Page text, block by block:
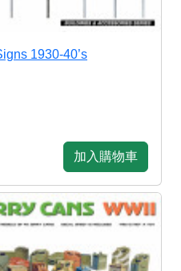
1930-40’s
加入購物車